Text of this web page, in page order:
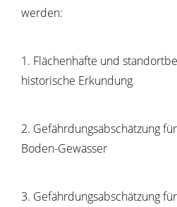
werden:
1. Flächenhafte und
historische Erkundung
2. Gefährdungsabschätzung
Boden-Gewässer
3. Gefährdungsabschätzung